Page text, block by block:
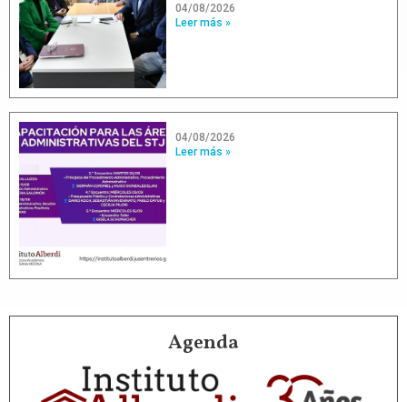
04/08/2026
Leer más »
04/08/2026
Leer más »
Agenda